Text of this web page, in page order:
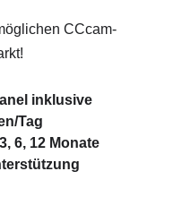
CCcam-
inklusive
Tag
6, 12 Monate